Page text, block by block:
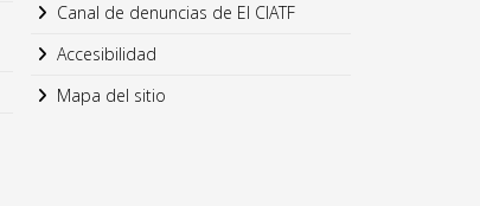
Canal de denuncias de El CIATF
Accesibilidad
Mapa del sitio